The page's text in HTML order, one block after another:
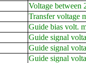
Voltage between
Transfer voltage
Guide bias volt.
Guide signal
Guide signal
Guide signal